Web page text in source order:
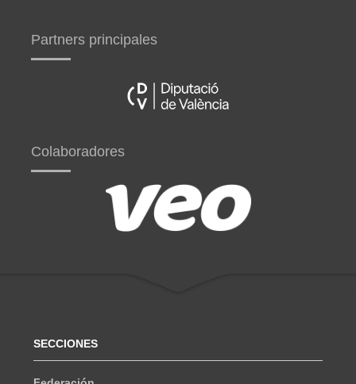
Partners principales
Colaboradores
SECCIONES